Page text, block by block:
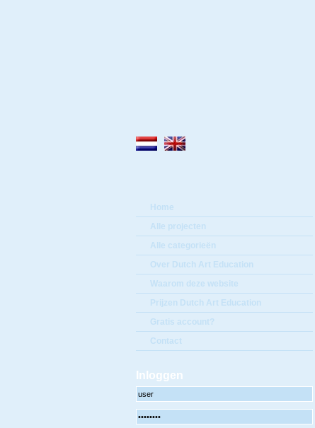
Home
Alle projecten
Alle categorieën
Over Dutch Art Education
Waarom deze website
Prijzen Dutch Art Education
Gratis account?
Contact
Inloggen